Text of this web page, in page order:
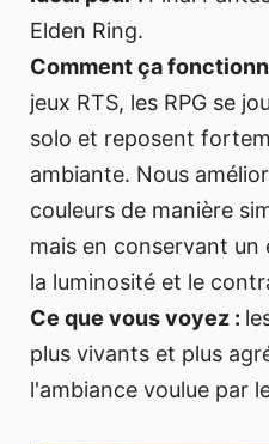
Elden Ring.
Comment ça
jeux RTS, les RPG se
solo et reposent
ambiante. Nous
couleurs de manière
mais en conservant
la luminosité et le
Ce que vous voyez :
plus vivants et plus
l'ambiance voulue par